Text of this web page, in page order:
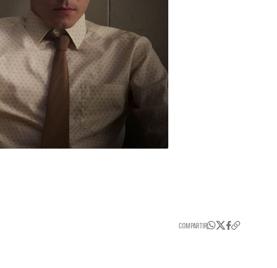
COMPARTIR